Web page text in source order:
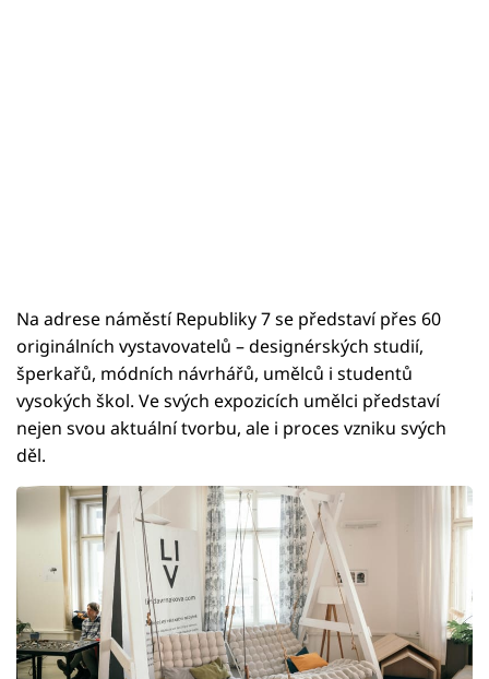
Na adrese náměstí Republiky 7 se představí přes 60
originálních vystavovatelů – designérských studií,
šperkařů, módních návrhářů, umělců i studentů
vysokých škol. Ve svých expozicích umělci představí
nejen svou aktuální tvorbu, ale i proces vzniku svých
děl.